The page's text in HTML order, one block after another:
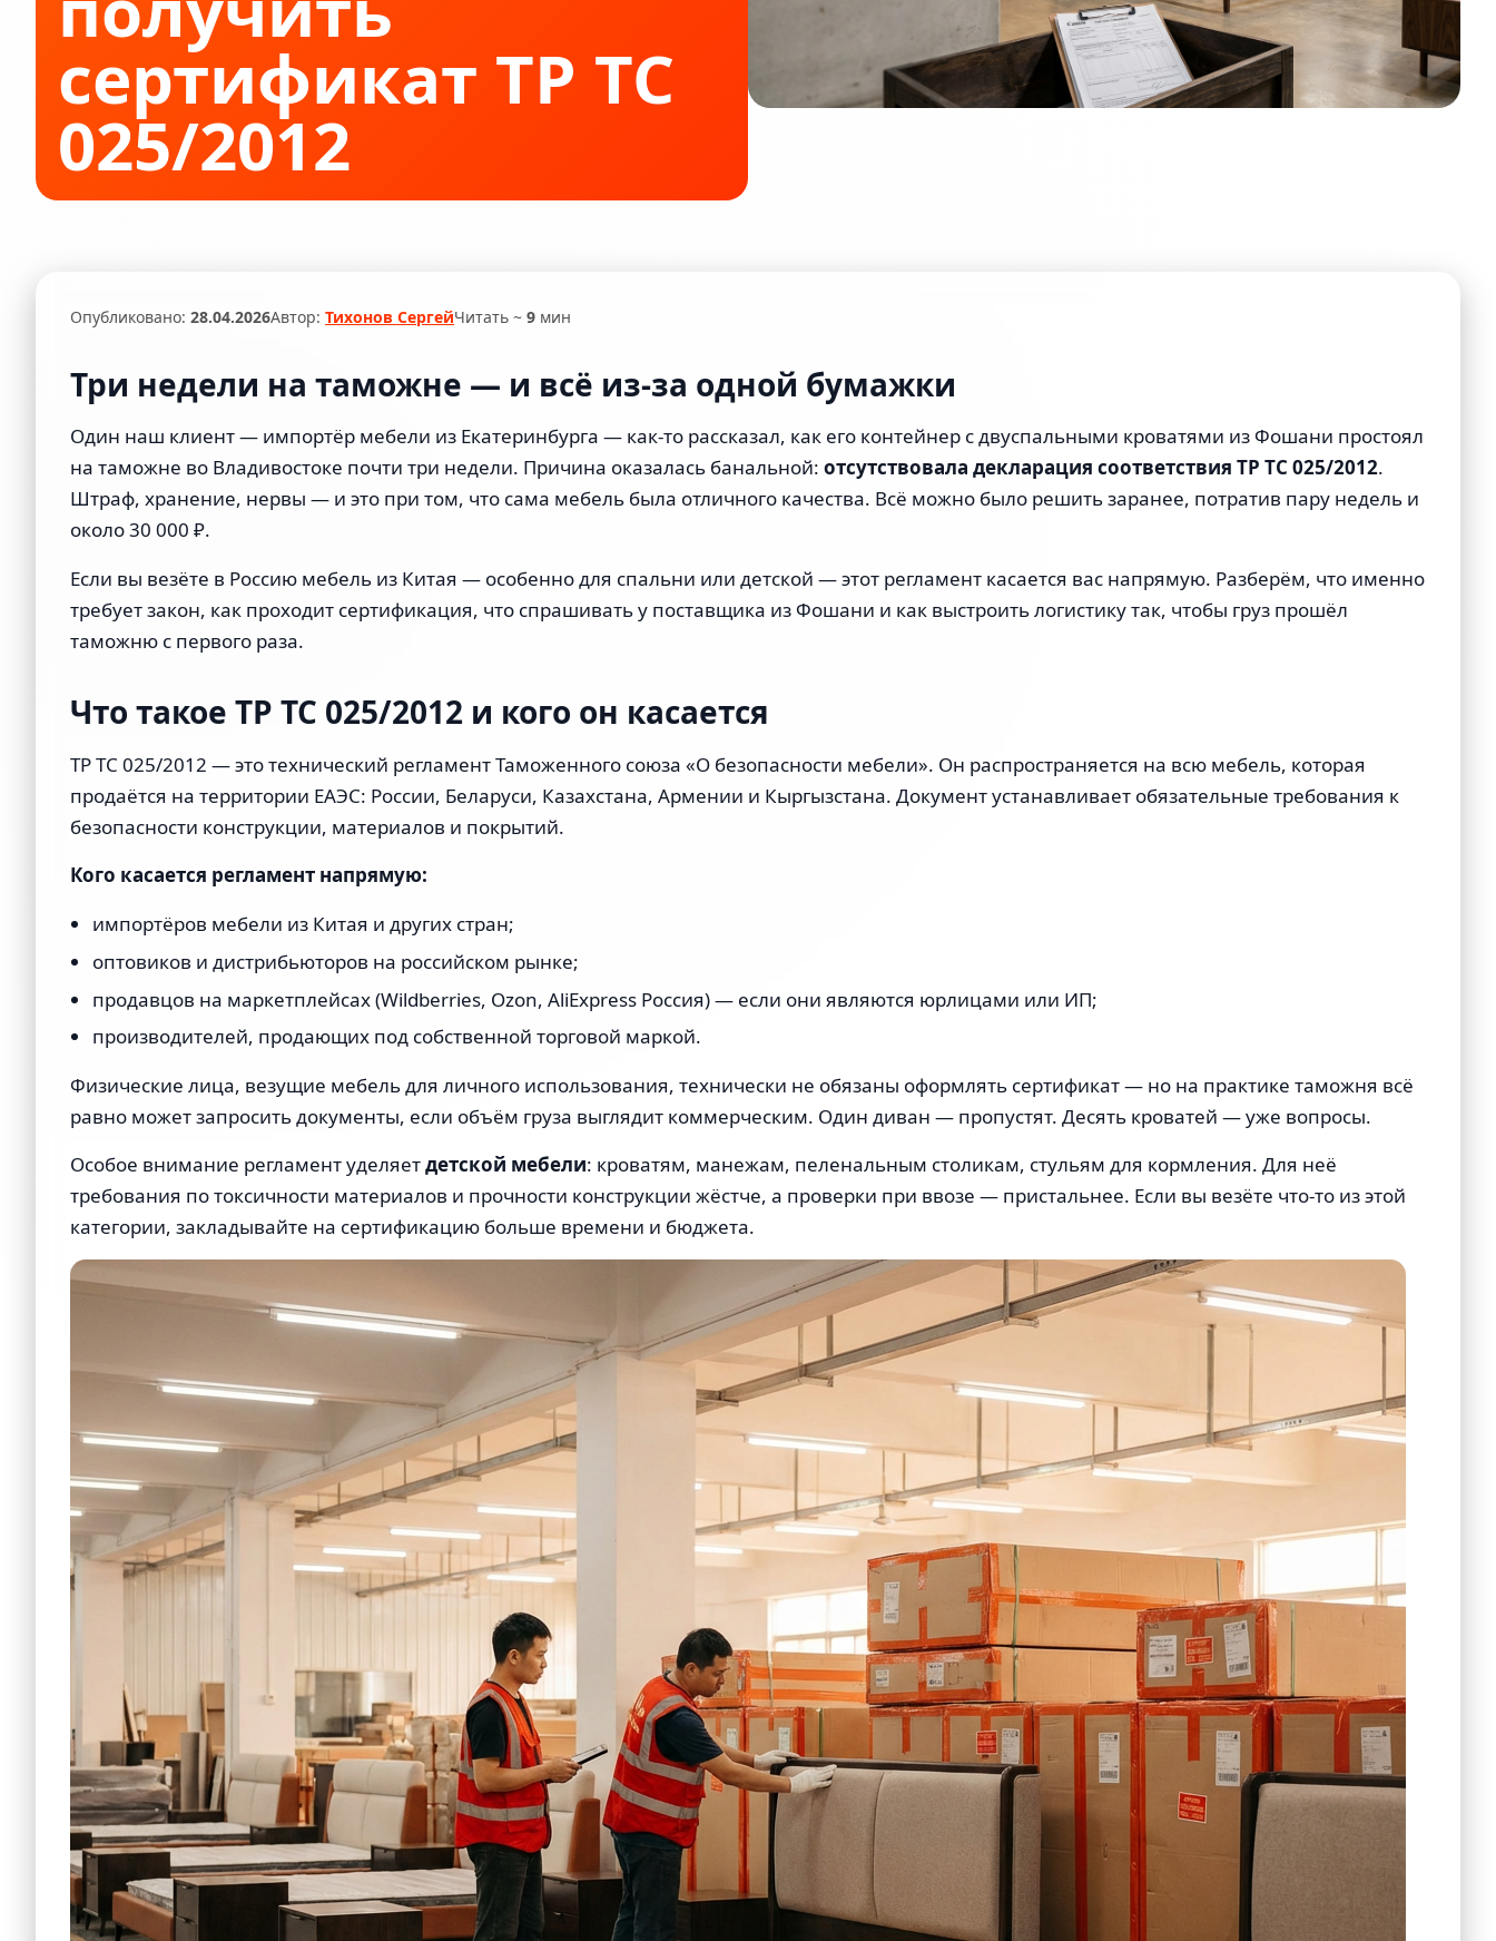
Подберем оптимальный тариф и маршрут для вашего груза.
сертификат ТР ТС
025/2012
Опубликовано: 28.04.2026Автор: Тихонов СергейЧитать ~ 9 мин
Три недели на таможне — и всё из-за одной бумажки
Один наш клиент — импортёр мебели из Екатеринбурга — как-то рассказал, как его контейнер с двуспальными кроватями из Фошани простоял
на таможне во Владивостоке почти три недели. Причина оказалась банальной: отсутствовала декларация соответствия ТР ТС 025/2012.
Штраф, хранение, нервы — и это при том, что сама мебель была отличного качества. Всё можно было решить заранее, потратив пару недель и
около 30 000 ₽.
Если вы везёте в Россию мебель из Китая — особенно для спальни или детской — этот регламент касается вас напрямую. Разберём, что именно
требует закон, как проходит сертификация, что спрашивать у поставщика из Фошани и как выстроить логистику так, чтобы груз прошёл
таможню с первого раза.
Что такое ТР ТС 025/2012 и кого он касается
ТР ТС 025/2012 — это технический регламент Таможенного союза «О безопасности мебели». Он распространяется на всю мебель, которая
продаётся на территории ЕАЭС: России, Беларуси, Казахстана, Армении и Кыргызстана. Документ устанавливает обязательные требования к
безопасности конструкции, материалов и покрытий.
Кого касается регламент напрямую:
импортёров мебели из Китая и других стран;
оптовиков и дистрибьюторов на российском рынке;
продавцов на маркетплейсах (Wildberries, Ozon, AliExpress Россия) — если они являются юрлицами или ИП;
производителей, продающих под собственной торговой маркой.
Физические лица, везущие мебель для личного использования, технически не обязаны оформлять сертификат — но на практике таможня всё
равно может запросить документы, если объём груза выглядит коммерческим. Один диван — пропустят. Десять кроватей — уже вопросы.
Особое внимание регламент уделяетдетской мебели: кроватям, манежам, пеленальным столикам, стульям для кормления. Для неё
требования по токсичности материалов и прочности конструкции жёстче, а проверки при ввозе — пристальнее. Если вы везёте что-то из этой
категории, закладывайте на сертификацию больше времени и бюджета.